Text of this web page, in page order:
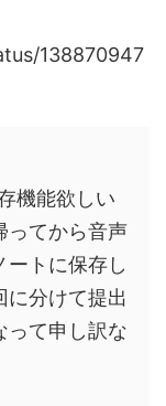
138870947
機能欲しい
ってから音声
トに保存し
に分けて提出
って申し訳な